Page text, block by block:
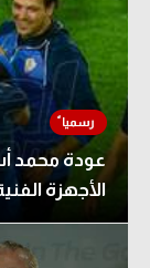
عودة محمد
الأجهزة